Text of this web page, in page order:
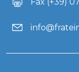
Fax (+39)